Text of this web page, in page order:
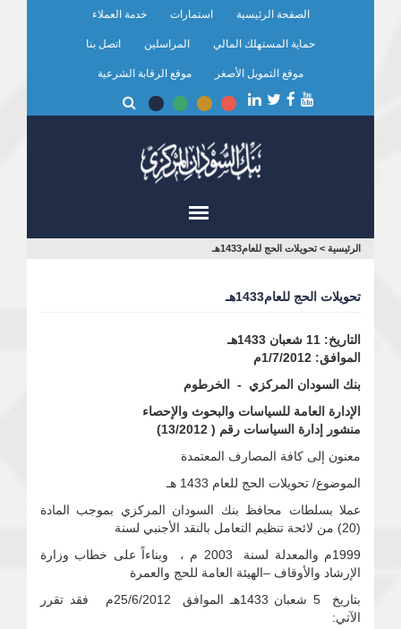
الصفحة الرئيسية استمارات خدمة العملاء
حماية المستهلك المالي المراسلين اتصل بنا
موقع التمويل الأصغر موقع الرقابة الشرعية
أنت
الرئيسية > تحويلات الحج للعام1433هـ
تحويلات الحج للعام1433هـ
التاريخ: 11 شعبان 1433هـ
الموافق: 1/7/2012م
بنك السودان المركزي - الخرطوم
الإدارة العامة للسياسات والبحوث والإحصاء
منشور إدارة السياسات رقم ( 13/2012)
معنون إلى كافة المصارف المعتمدة
الموضوع/ تحويلات الحج للعام 1433 هـ
عملا بسلطات محافظ بنك السودان المركزي بموجب المادة
(20) من لائحة تنظيم التعامل بالنقد الأجنبي لسنة
1999م والمعدلة لسنة 2003 م ، وبناءاً على خطاب وزارة
الإرشاد والأوقاف –الهيئة العامة للحج والعمرة
بتاريخ 5 شعبان 1433هـ الموافق 25/6/2012م فقد تقرر
الآتي: